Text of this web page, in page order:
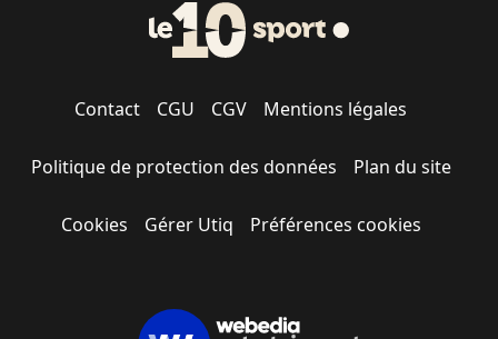
Contact CGU CGV Mentions légales
Politique de protection des données Plan du site
Cookies Gérer Utiq Préférences cookies